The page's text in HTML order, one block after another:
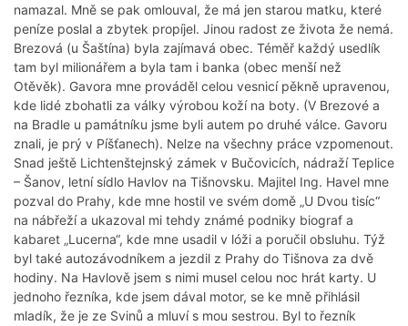
namazal. Mně se pak omlouval, že má jen starou matku, které
peníze poslal a zbytek propíjel. Jinou radost ze života že nemá.
Brezová (u Šaštína) byla zajímavá obec. Téměř každý usedlík
tam byl milionářem a byla tam i banka (obec menší než
Otěvěk). Gavora mne prováděl celou vesnicí pěkně upravenou,
kde lidé zbohatli za války výrobou koží na boty. (V Brezové a
na Bradle u památníku jsme byli autem po druhé válce. Gavoru
znali, je prý v Píšťanech). Nelze na všechny práce vzpomenout.
Snad ještě Lichtenštejnský zámek v Bučovicích, nádraží Teplice
– Šanov, letní sídlo Havlov na Tišnovsku. Majitel Ing. Havel mne
pozval do Prahy, kde mne hostil ve svém domě „U Dvou tisíc“
na nábřeží a ukazoval mi tehdy známé podniky biograf a
kabaret „Lucerna“, kde mne usadil v lóži a poručil obsluhu. Týž
byl také autozávodníkem a jezdil z Prahy do Tišnova za dvě
hodiny. Na Havlově jsem s nimi musel celou noc hrát karty. U
jednoho řezníka, kde jsem dával motor, se ke mně přihlásil
mladík, že je ze Svinů a mluví s mou sestrou. Byl to řezník